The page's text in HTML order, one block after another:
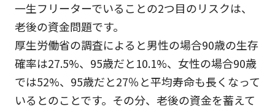
一生フリーターでいることの2つ目のリスクは、
老後の資金問題です。
厚生労働省の調査によると男性の場合90歳の生存
確率は27.5%、95歳だと10.1%、女性の場合90歳
では52%、95歳だと27％と平均寿命も長くなって
いるとのことです。その分、老後の資金を蓄えて